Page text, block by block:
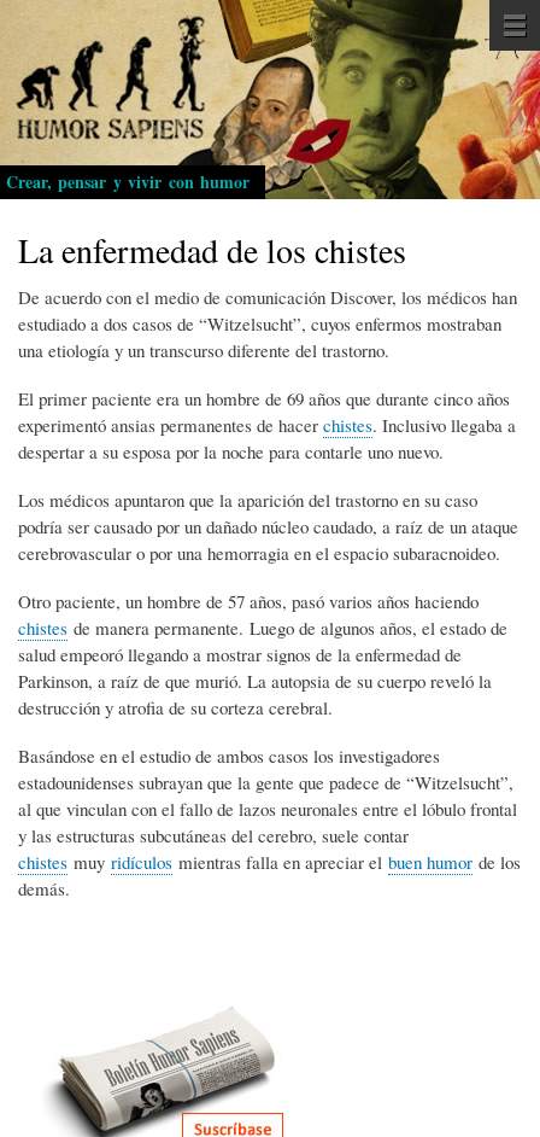
Pasar
al
contenido
principal
Crear, pensar y vivir con humor
La enfermedad de los chistes
De acuerdo con el medio de comunicación Discover, los médicos han
estudiado a dos casos de “Witzelsucht”, cuyos enfermos mostraban
una etiología y un transcurso diferente del trastorno.
El primer paciente era un hombre de 69 años que durante cinco años
experimentó ansias permanentes de hacer chistes. Inclusivo llegaba a
despertar a su esposa por la noche para contarle uno nuevo.
Los médicos apuntaron que la aparición del trastorno en su caso
podría ser causado por un dañado núcleo caudado, a raíz de un ataque
cerebrovascular o por una hemorragia en el espacio subaracnoideo.
Otro paciente, un hombre de 57 años, pasó varios años haciendo
chistes de manera permanente. Luego de algunos años, el estado de
salud empeoró llegando a mostrar signos de la enfermedad de
Parkinson, a raíz de que murió. La autopsia de su cuerpo reveló la
destrucción y atrofia de su corteza cerebral.
Basándose en el estudio de ambos casos los investigadores
estadounidenses subrayan que la gente que padece de “Witzelsucht”,
al que vinculan con el fallo de lazos neuronales entre el lóbulo frontal
y las estructuras subcutáneas del cerebro, suele contar
chistes muy ridículos mientras falla en apreciar el buen humor de los
demás.